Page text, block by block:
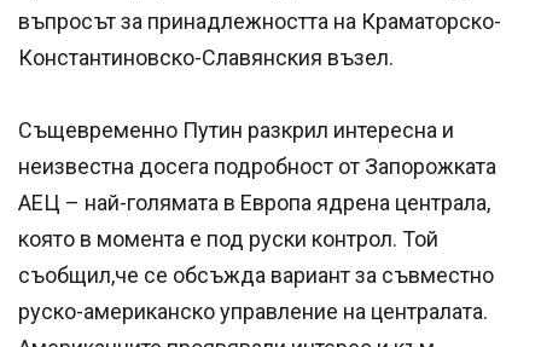
въпросът за принадлежността на Краматорско-
Константиновско-Славянския възел.
Същевременно Путин разкрил интересна и
неизвестна досега подробност от Запорожката
АЕЦ – най-голямата в Европа ядрена централа,
която в момента е под руски контрол. Той
съобщил,че се обсъжда вариант за съвместно
руско-американско управление на централата.